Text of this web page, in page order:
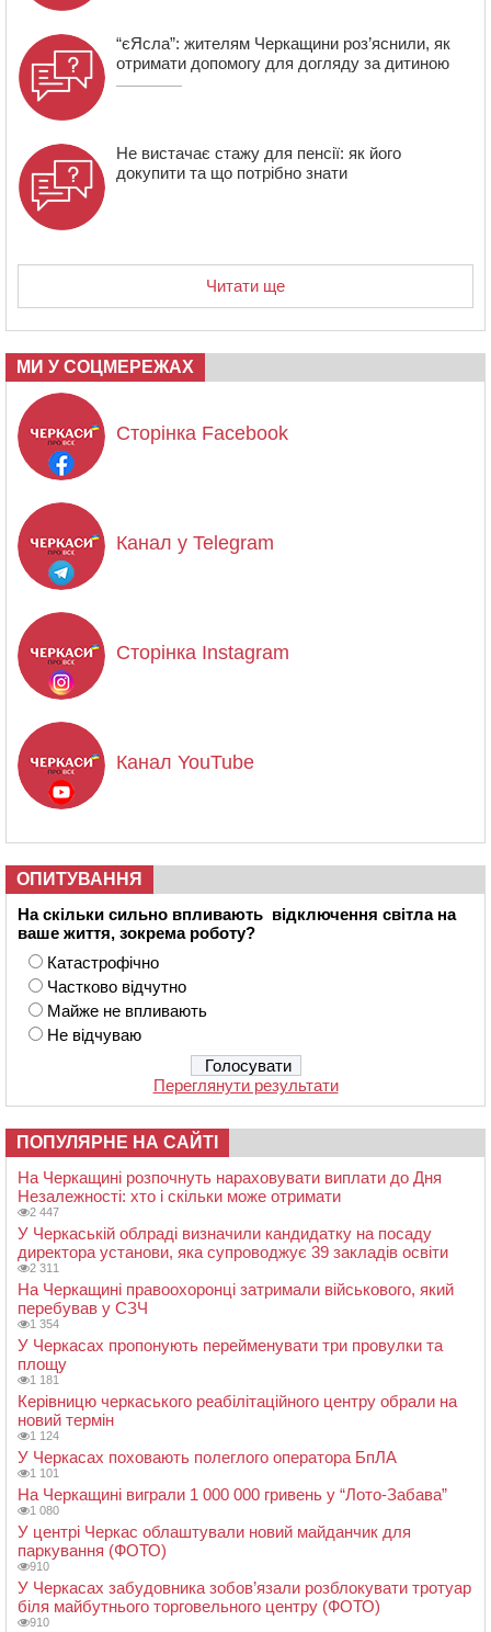
“єЯсла”: жителям Черкащини роз’яснили, як
отримати допомогу для догляду за дитиною
Не вистачає стажу для пенсії: як його
докупити та що потрібно знати
Читати ще
МИ У СОЦМЕРЕЖАХ
Сторінка Facebook
Канал у Telegram
Сторінка Instagram
Канал YouTube
ОПИТУВАННЯ
На скільки сильно впливають відключення світла на
ваше життя, зокрема роботу?
Катастрофічно
Частково відчутно
Майже не впливають
Не відчуваю
Переглянути результати
ПОПУЛЯРНЕ НА САЙТІ
На Черкащині розпочнуть нараховувати виплати до Дня
Незалежності: хто і скільки може отримати
2 447
У Черкаській облраді визначили кандидатку на посаду
директора установи, яка супроводжує 39 закладів освіти
2 311
На Черкащині правоохоронці затримали військового, який
перебував у СЗЧ
1 354
У Черкасах пропонують перейменувати три провулки та
площу
1 181
Керівницю черкаського реабілітаційного центру обрали на
новий термін
1 124
У Черкасах поховають полеглого оператора БпЛА
1 101
На Черкащині виграли 1 000 000 гривень у “Лото-Забава”
1 080
У центрі Черкас облаштували новий майданчик для
паркування (ФОТО)
910
У Черкасах забудовника зобов’язали розблокувати тротуар
біля майбутнього торговельного центру (ФОТО)
910